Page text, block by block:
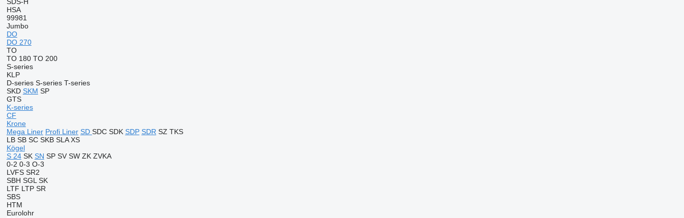
HSA
99981
Jumbo
DO
DO 270
TO
TO 180 TO 200
S-series
KLP
D-series S-series T-series
SKD SKM SP
GTS
K-series
CF
Krone
Mega Liner Profi Liner SD SDC SDK SDP SDR SZ TKS
LB SB SC SKB SLA XS
Kögel
S 24 SK SN SP SV SW ZK ZVKA
0-2 0-3 O-3
LVFS SR2
SBH SGL SK
LTF LTP SR
SBS
HTM
Eurolohr